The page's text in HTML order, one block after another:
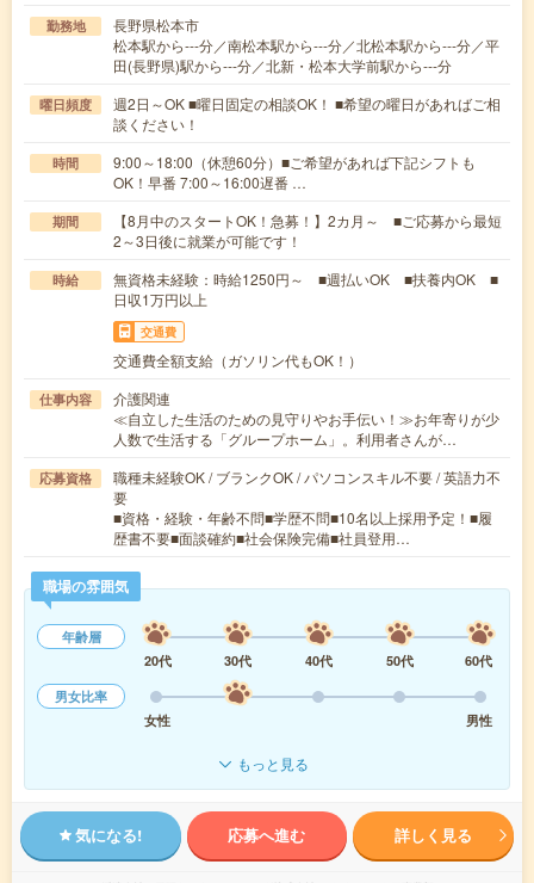
勤務地
長野県松本市
松本駅から---分／南松本駅から---分／北松本駅から---分／平
田(長野県)駅から---分／北新・松本大学前駅から---分
曜日頻度
週2日～OK ■曜日固定の相談OK！ ■希望の曜日があればご相
談ください！
時間
9:00～18:00（休憩60分）■ご希望があれば下記シフトも
OK！早番 7:00～16:00遅番 …
期間
【8月中のスタートOK！急募！】2カ月～ ■ご応募から最短
2～3日後に就業が可能です！
時給
無資格未経験：時給1250円～ ■週払いOK ■扶養内OK ■
日収1万円以上
交通費
交通費全額支給（ガソリン代もOK！）
仕事内容
介護関連
≪自立した生活のための見守りやお手伝い！≫お年寄りが少
人数で生活する「グループホーム」。利用者さんが…
応募資格
職種未経験OK / ブランクOK / パソコンスキル不要 / 英語力不
要
■資格・経験・年齢不問■学歴不問■10名以上採用予定！■履
歴書不要■面談確約■社会保険完備■社員登用…
職場の雰囲気
年齢層
20代
30代 40代 50代
60代
男女比率
女性
男性
もっと見る
気になる! 応募へ進む 詳しく見る